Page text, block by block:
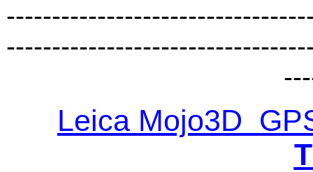
Leica Mojo3D